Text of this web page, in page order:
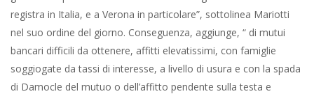
registra in Italia, e a Verona in particolare”, sottolinea Mariotti
nel suo ordine del giorno. Conseguenza, aggiunge, “ di mutui
bancari difficili da ottenere, affitti elevatissimi, con famiglie
soggiogate da tassi di interesse, a livello di usura e con la spada
di Damocle del mutuo o dell’affitto pendente sulla testa e